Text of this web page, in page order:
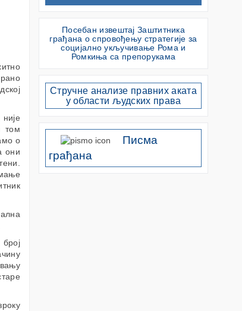
том
о
они
Посебан извештај Заштитника
грађана о спровођењу стратегије за
социјално укључивање Рома и
Ромкиња са препорукама
Стручне анализе правних аката
у области људских права
Писма
грађана